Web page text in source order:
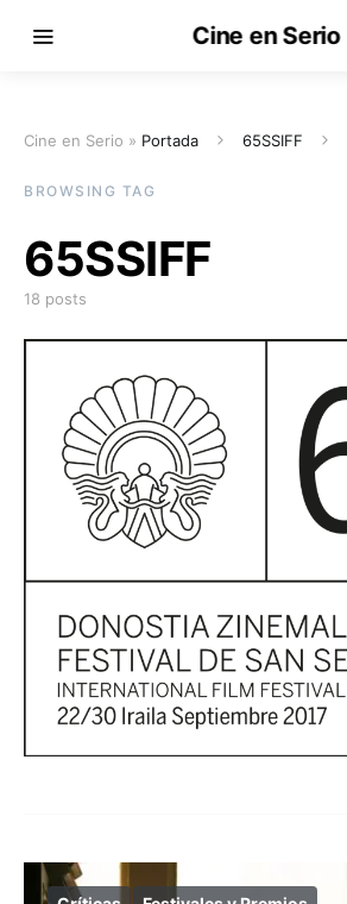
Cine en Serio
Cine en Serio » Portada 65SSIFF
BROWSING TAG
65SSIFF
18 posts